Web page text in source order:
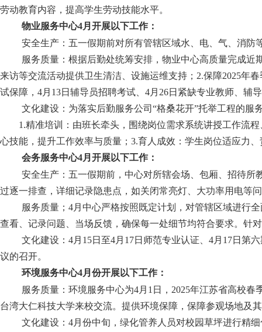
劳动教育内容，提高学生劳动技能水平。
物业服务中心4月开展以下工作：
安全生产： 五一假期前对所有管辖区域水、电、气、消防
服务质量： 根据后勤处统筹安排，物业中心高质量完成近
来访等交流活动提供卫生清洁、设施运维支持； 2.保障2025年
试保障 ， 4月13日辅导员招聘考试、4月26日紧缺专业教师
辅
文化建设： 为落实后勤服务公司 “格桑花开”托举工程的服
1.精准培训：由班长牵头，围绕岗位需求系统讲授工作流
心技能，提升工作效率与质量； 3.育人成效：学生岗位适应力
会务服务中心4月开展以下工作：
安全生产：五一假期前，中心对所辖会场、包厢、招待
过逐一排查，详细记录隐患点，如关闭常亮灯、大功率用电等
服务质量； 4月中心严格按照既定计划，对管辖区域进行
查看、记录问题、当场反馈，确保每一处细节均符合要求。针
文化建设 ： 4月15日至4月17日师范专业认证、4月17日第
议的召开。
环境服务中心4月份开展以下工作：
服务质量：环境服务中心为4月 1日，2025年江苏省高校春
台湾大仁科技大学来校交流。提供环境保障，保障参观场地及
文化建设： 4月份中旬，绿化管养人员对校园草坪进行精